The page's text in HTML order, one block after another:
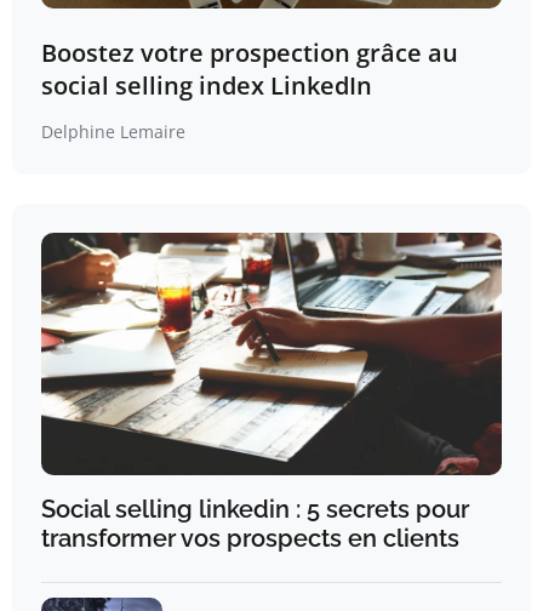
Boostez votre prospection grâce au
social selling index LinkedIn
Delphine Lemaire
Social selling linkedin : 5 secrets pour
transformer vos prospects en clients